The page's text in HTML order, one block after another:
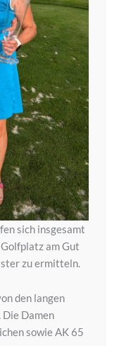
sich insgesamt
am Gut
zu ermitteln.
den langen
Die Damen
sowie AK 65